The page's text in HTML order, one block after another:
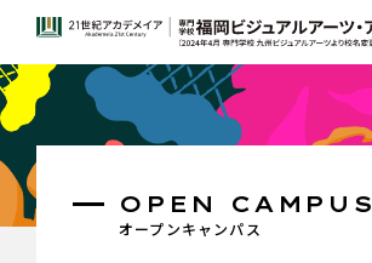
オープンキャンパス
OPEN CAMPUS